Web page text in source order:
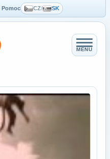
Pomoc CZ/ SK
MENU